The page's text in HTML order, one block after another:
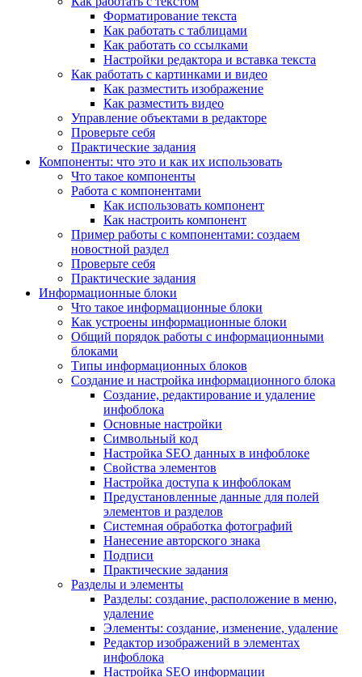
Форматирование текста
Как работать с таблицами
Как работать со ссылками
Настройки редактора и вставка текста
Как работать с картинками и видео
Как разместить изображение
Как разместить видео
Управление объектами в редакторе
Проверьте себя
Практические задания
Компоненты: что это и как их использовать
Что такое компоненты
Работа с компонентами
Как использовать компонент
Как настроить компонент
Пример работы с компонентами: создаем
новостной раздел
Проверьте себя
Практические задания
Информационные блоки
Что такое информационные блоки
Как устроены информационные блоки
Общий порядок работы с информационными
блоками
Типы информационных блоков
Создание и настройка информационного блока
Создание, редактирование и удаление
инфоблока
Основные настройки
Символьный код
Настройка SEO данных в инфоблоке
Свойства элементов
Настройка доступа к инфоблокам
Предустановленные данные для полей
элементов и разделов
Системная обработка фотографий
Нанесение авторского знака
Подписи
Практические задания
Разделы и элементы
Разделы: создание, расположение в меню,
удаление
Элементы: создание, изменение, удаление
Редактор изображений в элементах
инфоблока
Настройка SEO информации